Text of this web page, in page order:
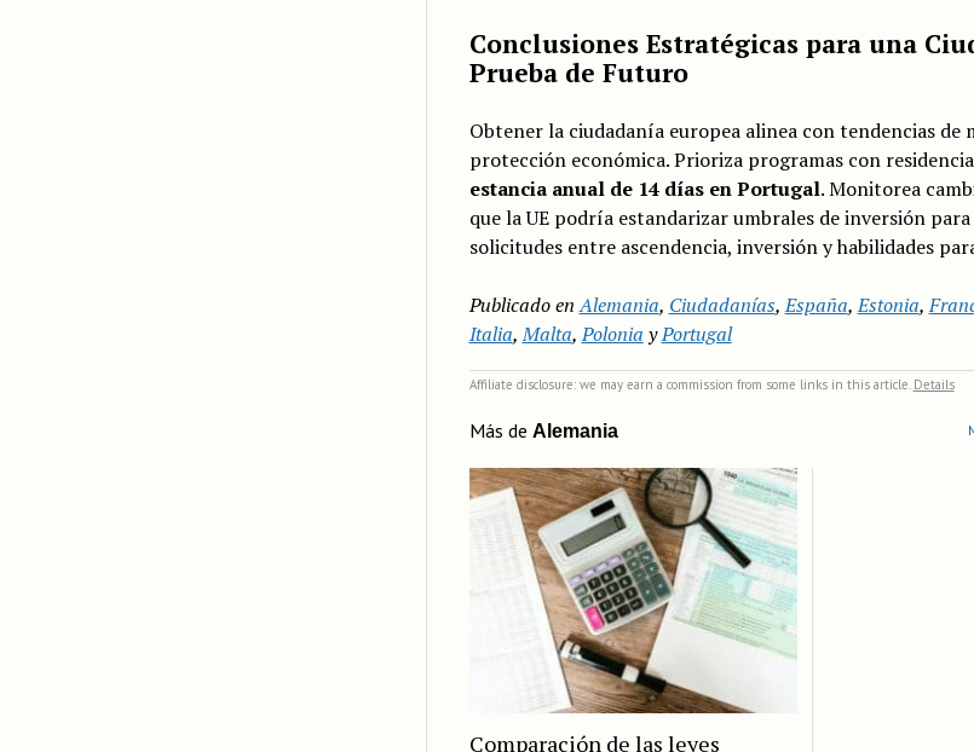
Conclusiones Estratégicas para una
Prueba de Futuro
Obtener la ciudadanía europea alinea con tendencias de
protección económica. Prioriza programas con
estancia anual de 14 días en Portugal. Monitorea
que la UE podría estandarizar umbrales de inversión
solicitudes entre ascendencia, inversión y habilidades
Publicado en Alemania, Ciudadanías,España,Estonia,
Italia,Malta,Polonia yPortugal
Affiliate disclosure: we may earn a commission from some links in this article. Details
Más de Alemania
Comparación de las leyes